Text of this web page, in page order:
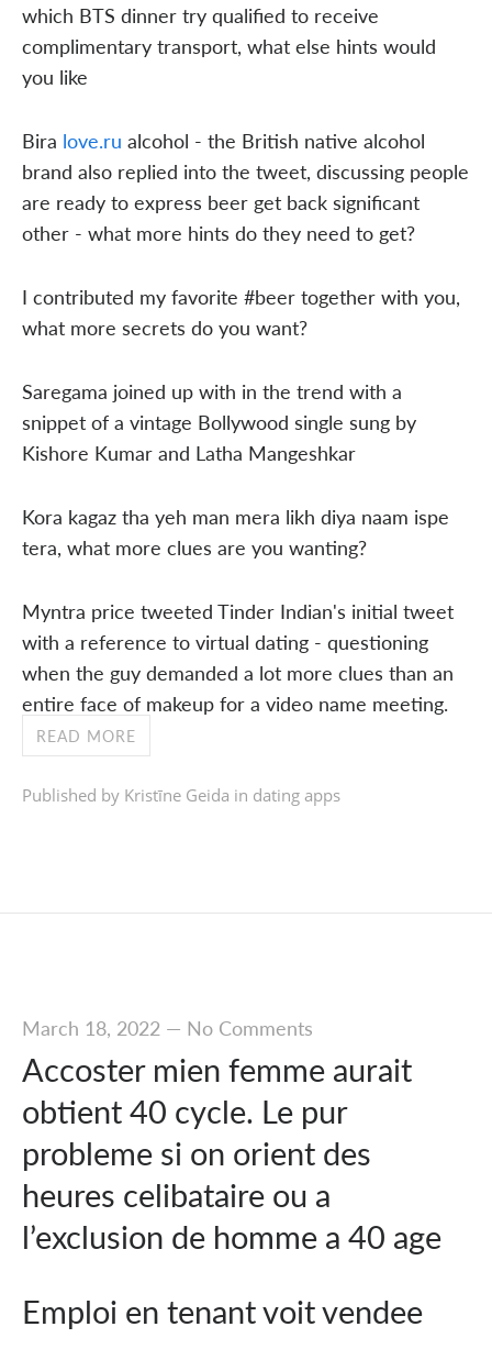
which BTS dinner try qualified to receive
complimentary transport, what else hints would
you like
Bira love.ru alcohol - the British native alcohol
brand also replied into the tweet, discussing people
are ready to express beer get back significant
other - what more hints do they need to get?
I contributed my favorite #beer together with you,
what more secrets do you want?
Saregama joined up with in the trend with a
snippet of a vintage Bollywood single sung by
Kishore Kumar and Latha Mangeshkar
Kora kagaz tha yeh man mera likh diya naam ispe
tera, what more clues are you wanting?
Myntra price tweeted Tinder Indian's initial tweet
with a reference to virtual dating - questioning
when the guy demanded a lot more clues than an
entire face of makeup for a video name meeting.
READ MORE
Published by Kristīne Geida in dating apps
March 18, 2022— No Comments
Accoster mien femme aurait
obtient 40 cycle. Le pur
probleme si on orient des
heures celibataire ou a
l’exclusion de homme a 40 age
Emploi en tenant voit vendee